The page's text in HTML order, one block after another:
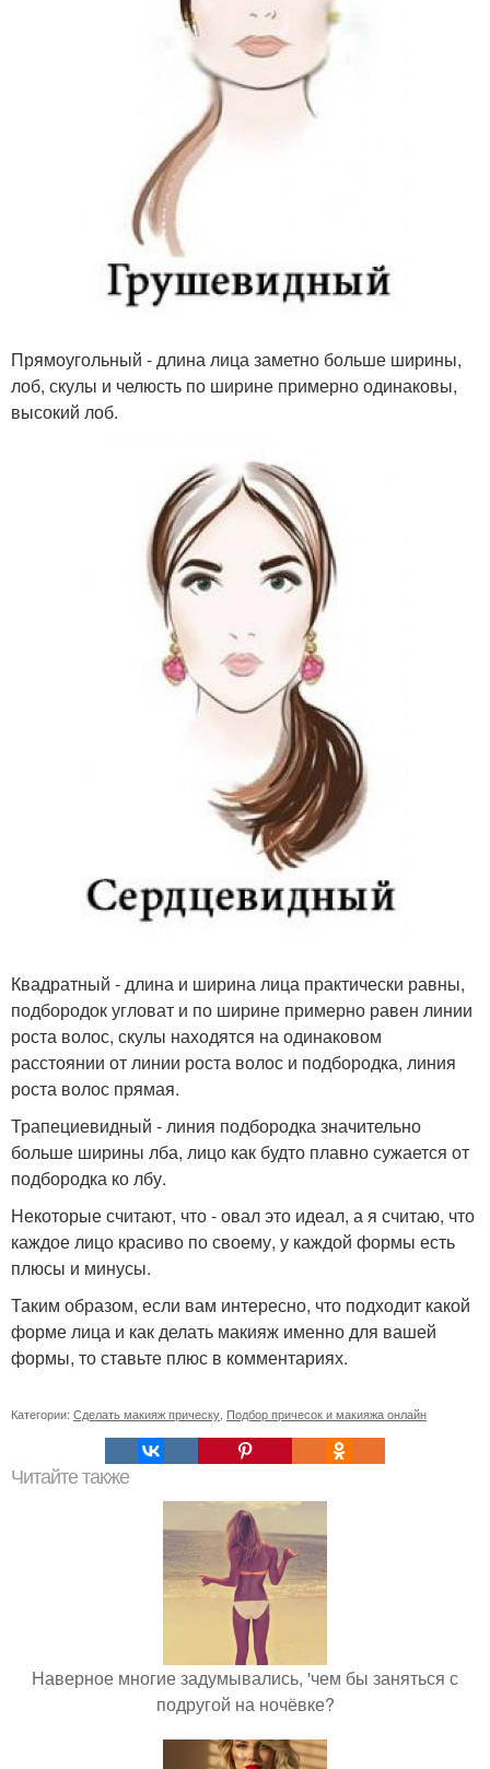
Прямоугольный - длина лица заметно больше ширины,
лоб, скулы и челюсть по ширине примерно одинаковы,
высокий лоб.
Квадратный - длина и ширина лица практически равны,
подбородок угловат и по ширине примерно равен линии
роста волос, скулы находятся на одинаковом
расстоянии от линии роста волос и подбородка, линия
роста волос прямая.
Трапециевидный - линия подбородка значительно
больше ширины лба, лицо как будто плавно сужается от
подбородка ко лбу.
Некоторые считают, что - овал это идеал, а я считаю, что
каждое лицо красиво по своему, у каждой формы есть
плюсы и минусы.
Таким образом, если вам интересно, что подходит какой
форме лица и как делать макияж именно для вашей
формы, то ставьте плюс в комментариях.
Категории: Сделать макияж прическу Подбор причесок и макияжа онлайн
Читайте также
Наверное многие задумывались, 'чем бы заняться с
подругой на ночёвке?